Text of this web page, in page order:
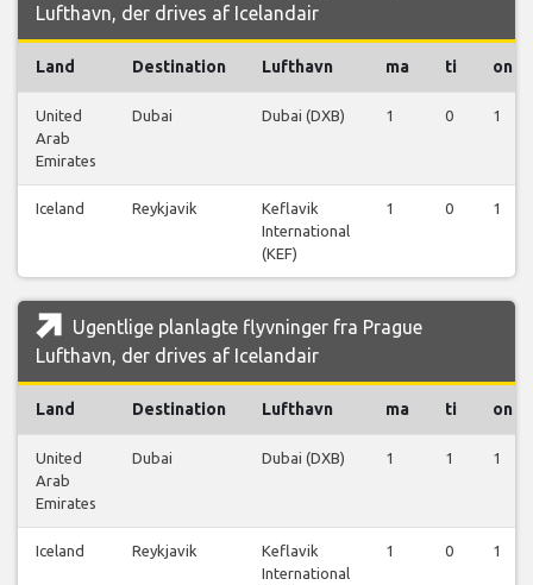
Lufthavn, der drives af Icelandair
Land Destination Lufthavn ma ti on
United
Arab
Emirates
Dubai Dubai (DXB) 1 0 1
Iceland Reykjavik
Keflavik
International
(KEF)
1 0 1
Ugentlige planlagte flyvninger fra Prague
Lufthavn, der drives af Icelandair
Land Destination Lufthavn ma ti on
United
Arab
Emirates
Dubai Dubai (DXB) 1 1 1
Iceland Reykjavik
Keflavik
International
1 0 1